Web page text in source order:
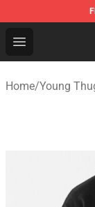
Open menu
Young
Home/Young